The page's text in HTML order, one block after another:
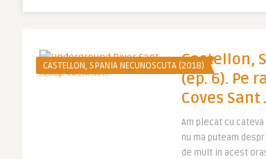
CASTELLON, SPANIA NECUNOSCUTA (2018)Castellon,
(ep. 6). Pe
Coves Sant
Am plecat cu
nu ma puteam
de mult in acest